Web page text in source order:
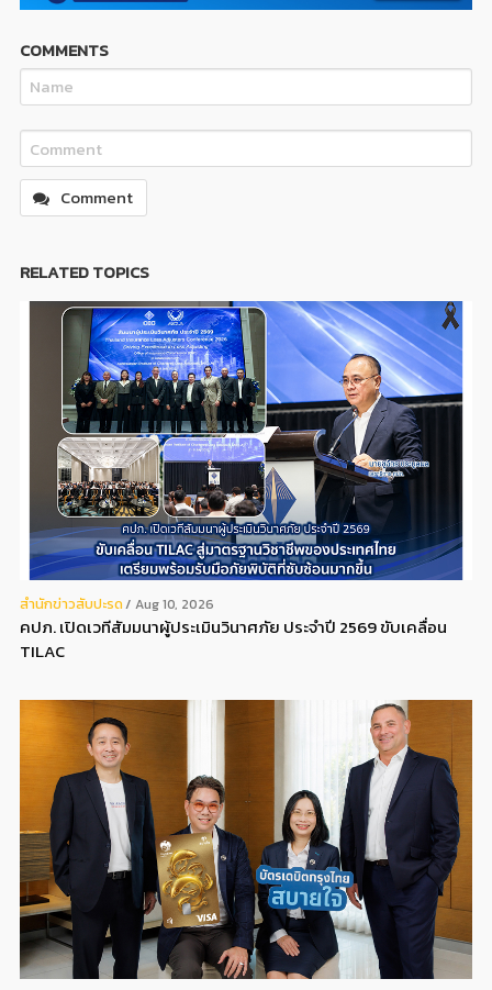
COMMENTS
Comment
RELATED TOPICS
สํานักข่าวสับปะรด Aug 10, 2026
คปภ. เปิดเวทีสัมมนาผู้ประเมินวินาศภัย ประจำปี 2569 ขับเคลื่อน
TILAC